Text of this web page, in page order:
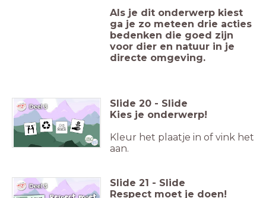
Als je dit onderwerp kiest
ga je zo meteen drie acties
bedenken die goed zijn
voor dier en natuur in je
directe omgeving.
Slide 20 - Slide
Kies je onderwerp!
Kleur het plaatje in of vink het
aan.
Slide 21 - Slide
Respect moet je doen!